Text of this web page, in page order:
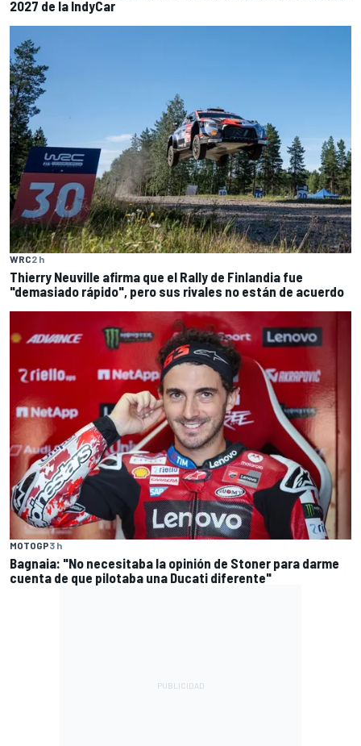
2027 de la IndyCar
WRC2 h
Thierry Neuville afirma que el Rally de Finlandia fue
"demasiado rápido", pero sus rivales no están de acuerdo
MOTOGP3 h
Bagnaia: "No necesitaba la opinión de Stoner para darme
cuenta de que pilotaba una Ducati diferente"